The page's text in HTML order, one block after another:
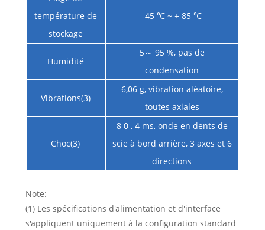
température de
stockage
-45 ℃ ~ + 85 ℃
Humidité
5～ 95 %, pas de
condensation
Vibrations(3)
6,06 g, vibration aléatoire,
toutes axiales
Choc(3)
8 0 , 4 ms, onde en dents de
scie à bord arrière, 3 axes et 6
directions
Note:
(1) Les spécifications d'alimentation et d'interface
s'appliquent uniquement à la configuration standard